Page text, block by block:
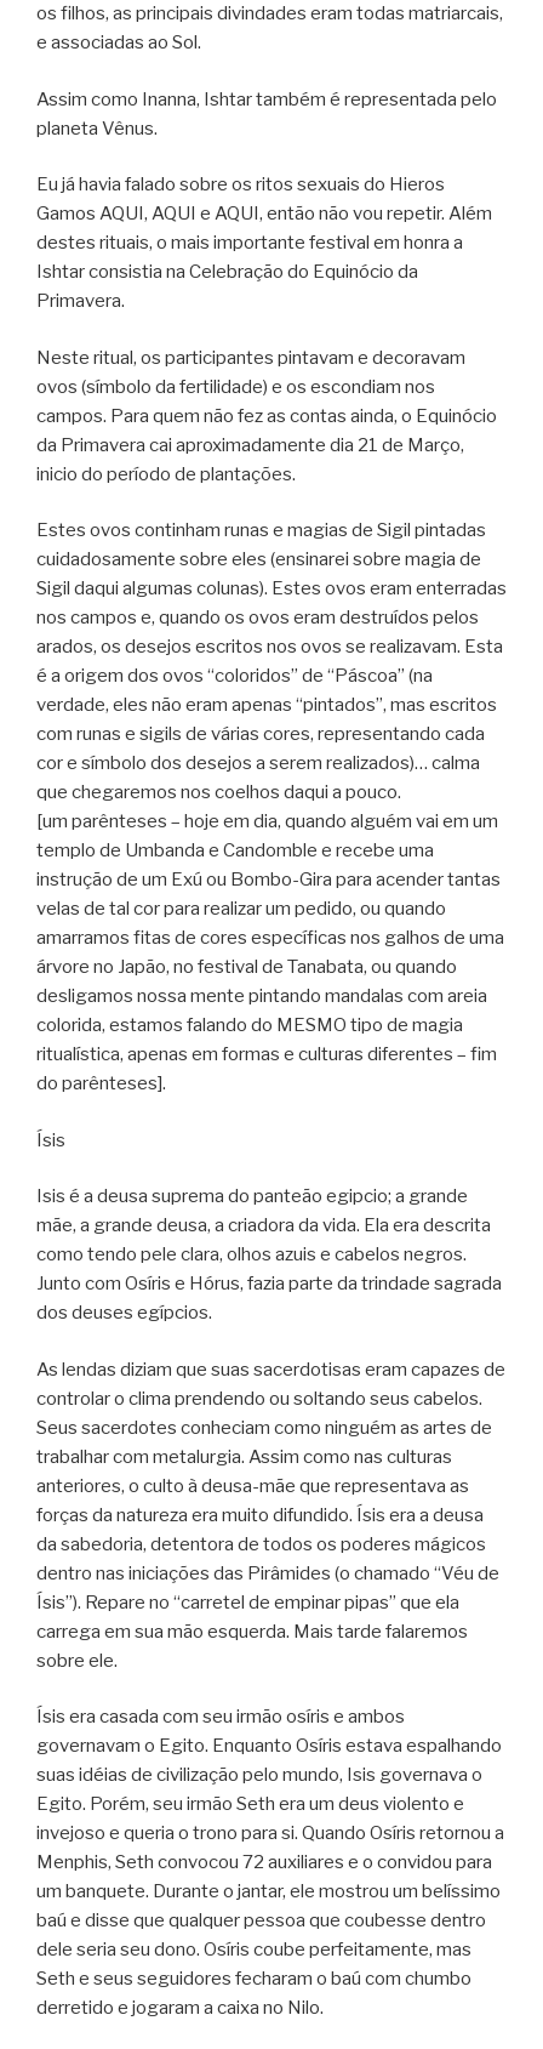
os filhos, as principais divindades eram todas matriarcais,
e associadas ao Sol.
Assim como Inanna, Ishtar também é representada pelo
planeta Vênus.
Eu já havia falado sobre os ritos sexuais do Hieros
Gamos AQUI, AQUI e AQUI, então não vou repetir. Além
destes rituais, o mais importante festival em honra a
Ishtar consistia na Celebração do Equinócio da
Primavera.
Neste ritual, os participantes pintavam e decoravam
ovos (símbolo da fertilidade) e os escondiam nos
campos. Para quem não fez as contas ainda, o Equinócio
da Primavera cai aproximadamente dia 21 de Março,
inicio do período de plantações.
Estes ovos continham runas e magias de Sigil pintadas
cuidadosamente sobre eles (ensinarei sobre magia de
Sigil daqui algumas colunas). Estes ovos eram enterradas
nos campos e, quando os ovos eram destruídos pelos
arados, os desejos escritos nos ovos se realizavam. Esta
é a origem dos ovos “coloridos” de “Páscoa” (na
verdade, eles não eram apenas “pintados”, mas escritos
com runas e sigils de várias cores, representando cada
cor e símbolo dos desejos a serem realizados)… calma
que chegaremos nos coelhos daqui a pouco.
[um parênteses – hoje em dia, quando alguém vai em um
templo de Umbanda e Candomble e recebe uma
instrução de um Exú ou Bombo-Gira para acender tantas
velas de tal cor para realizar um pedido, ou quando
amarramos fitas de cores específicas nos galhos de uma
árvore no Japão, no festival de Tanabata, ou quando
desligamos nossa mente pintando mandalas com areia
colorida, estamos falando do MESMO tipo de magia
ritualística, apenas em formas e culturas diferentes – fim
do parênteses].
Ísis
Isis é a deusa suprema do panteão egipcio; a grande
mãe, a grande deusa, a criadora da vida. Ela era descrita
como tendo pele clara, olhos azuis e cabelos negros.
Junto com Osíris e Hórus, fazia parte da trindade sagrada
dos deuses egípcios.
As lendas diziam que suas sacerdotisas eram capazes de
controlar o clima prendendo ou soltando seus cabelos.
Seus sacerdotes conheciam como ninguém as artes de
trabalhar com metalurgia. Assim como nas culturas
anteriores, o culto à deusa-mãe que representava as
forças da natureza era muito difundido. Ísis era a deusa
da sabedoria, detentora de todos os poderes mágicos
dentro nas iniciações das Pirâmides (o chamado “Véu de
Ísis”). Repare no “carretel de empinar pipas” que ela
carrega em sua mão esquerda. Mais tarde falaremos
sobre ele.
Ísis era casada com seu irmão osíris e ambos
governavam o Egito. Enquanto Osíris estava espalhando
suas idéias de civilização pelo mundo, Isis governava o
Egito. Porém, seu irmão Seth era um deus violento e
invejoso e queria o trono para si. Quando Osíris retornou a
Menphis, Seth convocou 72 auxiliares e o convidou para
um banquete. Durante o jantar, ele mostrou um belíssimo
baú e disse que qualquer pessoa que coubesse dentro
dele seria seu dono. Osíris coube perfeitamente, mas
Seth e seus seguidores fecharam o baú com chumbo
derretido e jogaram a caixa no Nilo.